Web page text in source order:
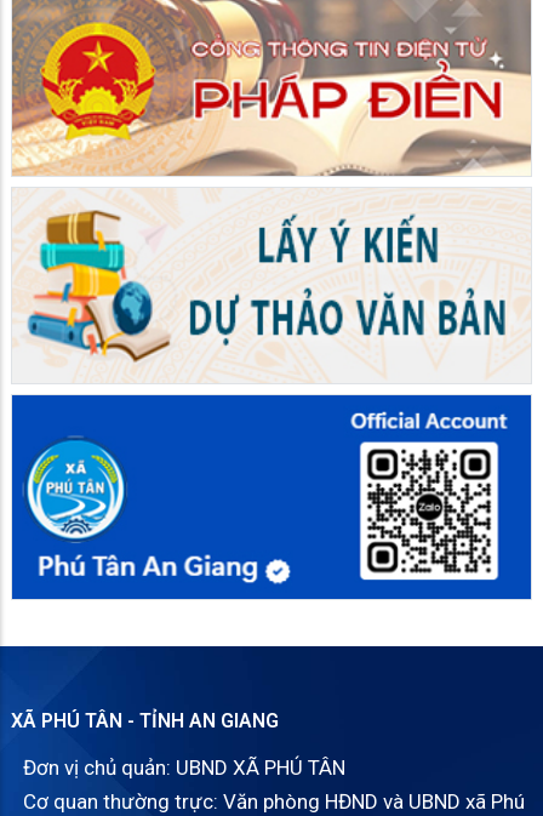
XÃ PHÚ TÂN - TỈNH AN GIANG
Đơn vị chủ quản: UBND XÃ PHÚ TÂN
Cơ quan thường trực: Văn phòng HĐND và UBND xã Phú